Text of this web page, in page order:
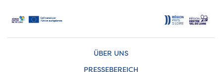
ÜBER UNS
PRESSEBEREICH